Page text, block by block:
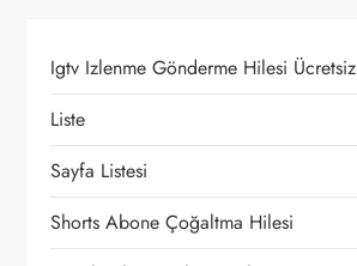
i
n
m
e
Igtv Izlenme Gönderme Hilesi Ücretsiz
Liste
Sayfa Listesi
Shorts Abone Çoğaltma Hilesi